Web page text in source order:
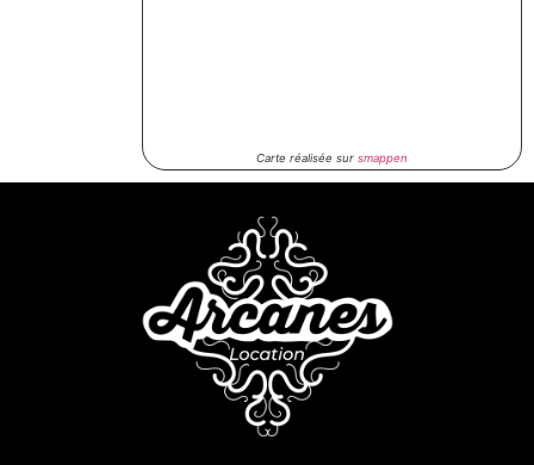
Carte réalisée sur smappen